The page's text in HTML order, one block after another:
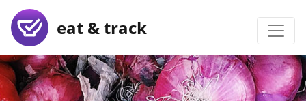
eat & track